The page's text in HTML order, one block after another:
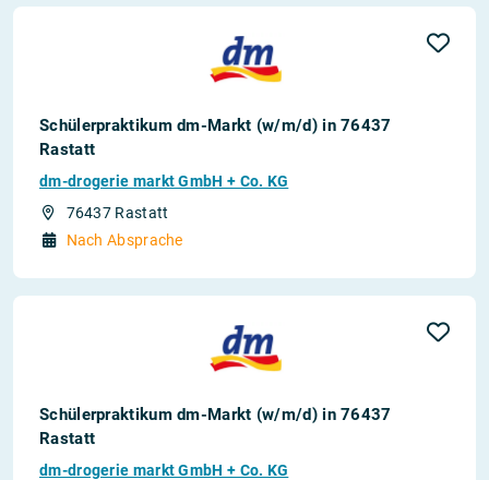
Schülerpraktikum dm-Markt (w/m/d) in 76437
Rastatt
dm-drogerie markt GmbH + Co. KG
76437 Rastatt
Nach Absprache
Schülerpraktikum dm-Markt (w/m/d) in 76437
Rastatt
dm-drogerie markt GmbH + Co. KG